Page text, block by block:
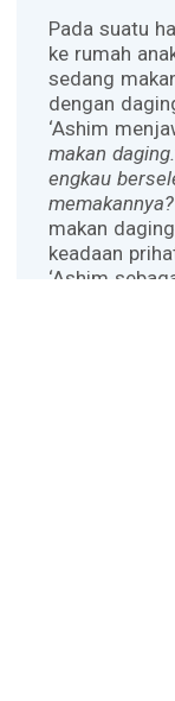
Pada suatu
ke rumah
sedang
dengan
‘Ashim
makan
engkau
makan
keadaan
‘Ashim